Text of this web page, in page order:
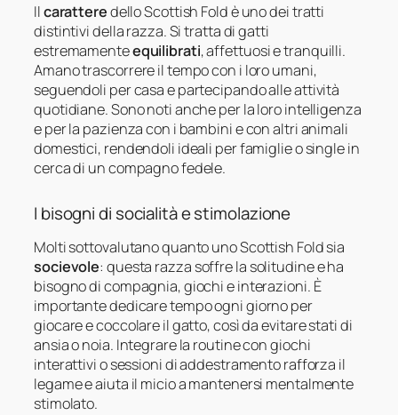
Ilcaratteredello Scottish Fold è uno dei tratti
distintivi della razza. Si tratta di gatti
estremamenteequilibrati, affettuosi e tranquilli.
Amano trascorrere il tempo con i loro umani,
seguendoli per casa e partecipando alle attività
quotidiane. Sono noti anche per la loro intelligenza
e per la pazienza con i bambini e con altri animali
domestici, rendendoli ideali per famiglie o single in
cerca di un compagno fedele.
I bisogni di socialità e stimolazione
Molti sottovalutano quanto uno Scottish Fold sia
socievole: questa razza soffre la solitudine e ha
bisogno di compagnia, giochi e interazioni. È
importante dedicare tempo ogni giorno per
giocare e coccolare il gatto, così da evitare stati di
ansia o noia. Integrare la routine con giochi
interattivi o sessioni di addestramento rafforza il
legame e aiuta il micio a mantenersi mentalmente
stimolato.